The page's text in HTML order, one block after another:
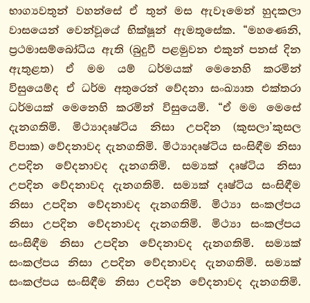
2.
විහාරවග්ගො
විහාරසුත්තං
දුතියවිහාරසුත්තං
සෙඛසුත්තං
උප්පාදසුත්තං
දුතියඋප්පාදසුත්තං
පරිසුද්ධසුත්තං
දුතියපරිසුද්ධසුත්තං
කුක්කුටාරාමසුත්තං
දුතිය
කුක්කුටාරාමසුත්තං
තතියකුක්කුටාරාමසුත්තං
3.
මිච්ඡත්තවග්ගො
භාග්‍යවතුන් වහන්සේ ඒ තුන් මස ඇවෑමෙන් හුදකලා
වාසයෙන් වෙන්වූයේ භික්ෂූන් ඇමතූසේක. “මහණෙනි,
ප්‍රථමාසම්බෝධිය ඇති (බුදුවී පළමුවන එකුන් පනස් දින
ඇතුළත) ඒ මම යම් ධර්මයක් මෙනෙහි කරමින්
විසුයෙම්ද ඒ ධර්ම අතුරෙන් වේදනා සංඛ්‍යාත එක්තරා
ධර්මයක් මෙනෙහි කරමින් විසුයෙමි. “ඒ මම මෙසේ
දැනගතිමි. මිථ්‍යාදෘෂ්ටිය නිසා උපදින (කුසලා’කුසල
විපාක) වේදනාවද දැනගතිමි. මිථ්‍යාදෘෂ්ටිය සංසිඳීම නිසා
උපදින වේදනාවද දැනගතිමි. සම්‍යක් දෘෂ්ටිය නිසා
උපදින වේදනාවද දැනගතිමි. සම්‍යක් දෘෂ්ටිය සංසිඳීම
නිසා උපදින වේදනාවද දැනගතිමි. මිථ්‍යා සංකල්පය
නිසා උපදින වේදනාවද දැනගතිමි. මිථ්‍යා සංකල්පය
සංසිඳීම නිසා උපදින වේදනාවද දැනගතිමි. සම්‍යක්
සංකල්පය නිසා උපදින වේදනාවද දැනගතිමි. සම්‍යක්
සංකල්පය සංසිඳීම නිසා උපදින වේදනාවද දැනගතිමි.